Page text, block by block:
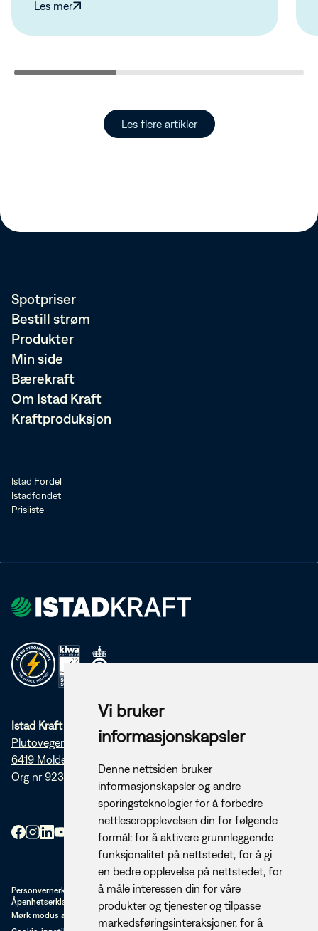
Vi bruker
informasjonskapsler
Denne nettsiden bruker
informasjonskapsler og andre
sporingsteknologier for å forbedre
nettleseropplevelsen din for følgende
formål: for å aktivere grunnleggende
funksjonalitet på nettstedet, for å gi
en bedre opplevelse på nettstedet, for
å måle interessen din for våre
produkter og tjenester og tilpasse
markedsføringsinteraksjoner, for å
Les mer
Les flere artikler
Spotpriser
Bestill strøm
Produkter
Min side
Bærekraft
Om Istad Kraft
Kraftproduksjon
Istad Fordel
Istadfondet
Prisliste
Istad Kraft AS
Plutovegen 5
6419 Molde
Org nr 923 253 920
Personvernerklæring
Åpenhetserklæring (PDF)
Mørk modus av/på